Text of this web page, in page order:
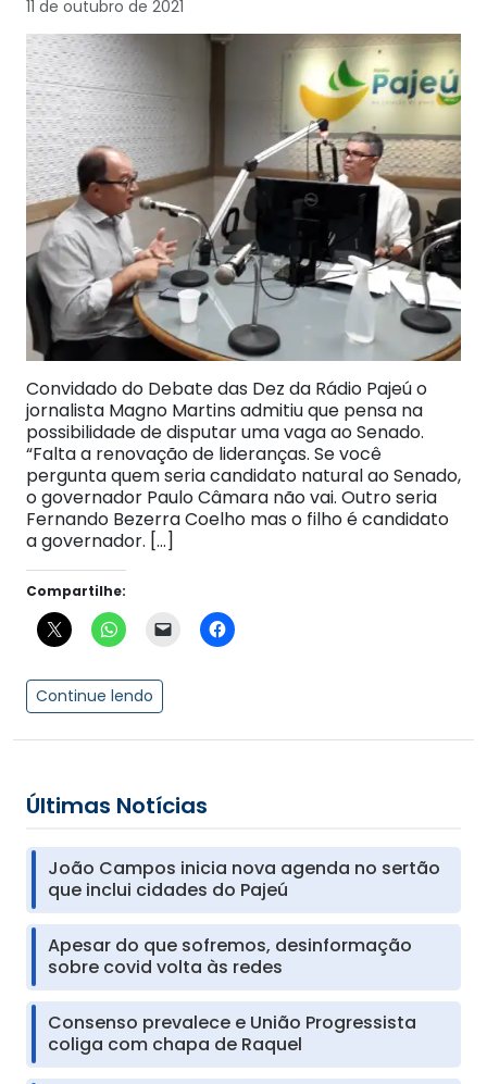
11 de outubro de 2021
Convidado do Debate das Dez da Rádio Pajeú o
jornalista Magno Martins admitiu que pensa na
possibilidade de disputar uma vaga ao Senado.
“Falta a renovação de lideranças. Se você
pergunta quem seria candidato natural ao Senado,
o governador Paulo Câmara não vai. Outro seria
Fernando Bezerra Coelho mas o filho é candidato
a governador. […]
Compartilhe:
Continue lendo
Últimas Notícias
João Campos inicia nova agenda no sertão
que inclui cidades do Pajeú
Apesar do que sofremos, desinformação
sobre covid volta às redes
Consenso prevalece e União Progressista
coliga com chapa de Raquel